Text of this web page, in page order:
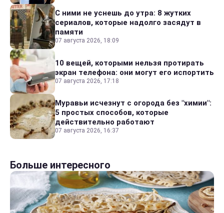
С ними не уснешь до утра: 8 жутких
сериалов, которые надолго засядут в
памяти
07 августа 2026, 18:09
10 вещей, которыми нельзя протирать
экран телефона: они могут его испортить
07 августа 2026, 17:18
Муравьи исчезнут с огорода без "химии":
5 простых способов, которые
действительно работают
07 августа 2026, 16:37
Больше интересного